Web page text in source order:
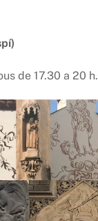
de 17.30 a 20